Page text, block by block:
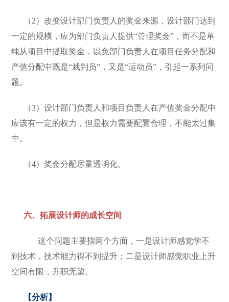
（2）改变设计部门负责人的奖金来源，设计部门达到
一定的规模，应为部门负责人提供“管理奖金”，而不是单
纯从项目中提取奖金，以免部门负责人在项目任务分配和
产值分配中既是“裁判员”，又是“运动员”，引起一系列问
题。
（3）设计部门负责人和项目负责人在产值奖金分配中
应该有一定的权力，但是权力需要配置合理，不能太过集
中。
（4）奖金分配尽量透明化。
六、拓展设计师的成长空间
这个问题主要指两个方面，一是设计师感觉学不
到技术，技术能力得不到提升；二是设计师感觉职业上升
空间有限，升职无望。
【分析】